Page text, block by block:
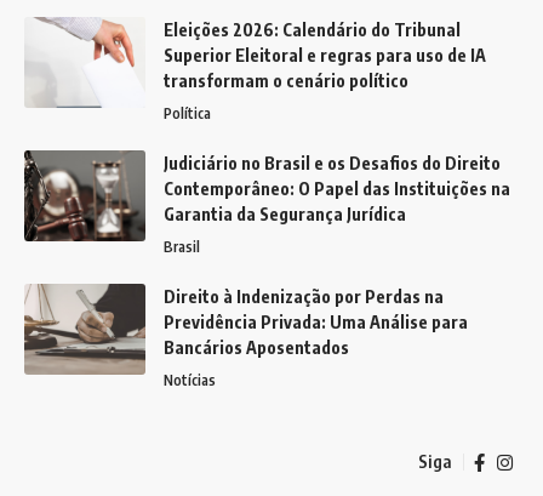
Eleições 2026: Calendário do Tribunal
Superior Eleitoral e regras para uso de IA
transformam o cenário político
Política
Judiciário no Brasil e os Desafios do Direito
Contemporâneo: O Papel das Instituições na
Garantia da Segurança Jurídica
Brasil
Direito à Indenização por Perdas na
Previdência Privada: Uma Análise para
Bancários Aposentados
Notícias
Siga